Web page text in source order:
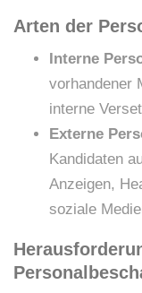
Arten der
Interne
vorhandener
interne
Externe
Kandidaten
Anzeigen,
soziale